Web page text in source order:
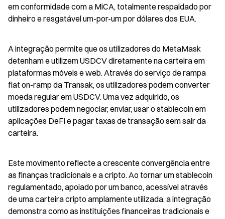
em conformidade com a MiCA, totalmente respaldado por
dinheiro e resgatável um-por-um por dólares dos EUA.
A integração permite que os utilizadores do MetaMask
detenham e utilizem USDCV diretamente na carteira em
plataformas móveis e web. Através do serviço de rampa
fiat on-ramp da Transak, os utilizadores podem converter
moeda regular em USDCV. Uma vez adquirido, os
utilizadores podem negociar, enviar, usar o stablecoin em
aplicações DeFi e pagar taxas de transação sem sair da
carteira.
Este movimento reflecte a crescente convergência entre
as finanças tradicionais e a cripto. Ao tornar um stablecoin
regulamentado, apoiado por um banco, acessível através
de uma carteira cripto amplamente utilizada, a integração
demonstra como as instituições financeiras tradicionais e